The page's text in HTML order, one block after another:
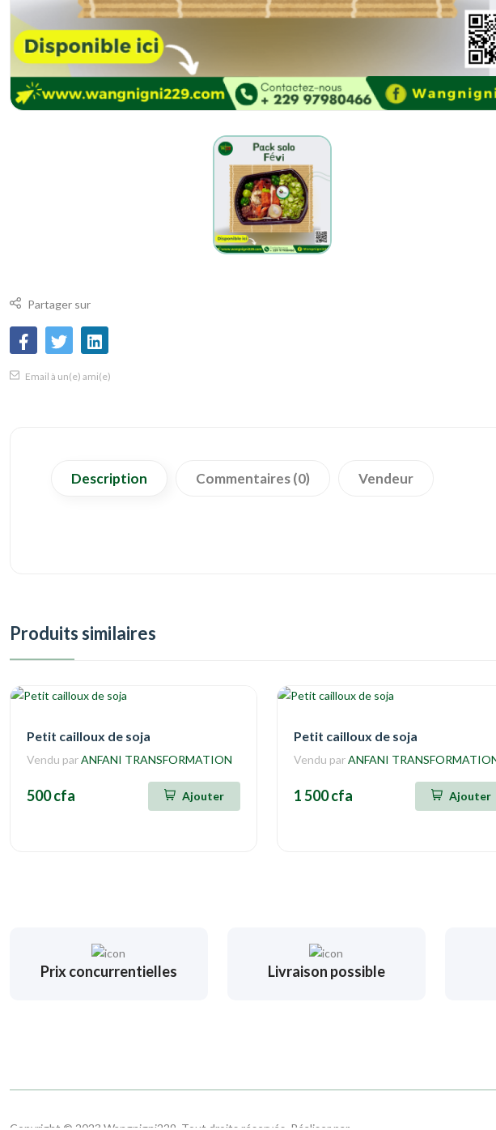
Partager sur
Email à un(e) ami(e)
Description Commentaires (0) Vendeur
Produits similaires
Petit cailloux de soja
Vendu parANFANI TRANSFORMATION
500 cfa Ajouter
Petit cailloux de soja
Vendu parANFANI
1 500 cfa Ajouter
Prix concurrentielles Livraison possible